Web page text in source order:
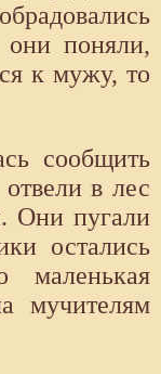
поняли,
к мужу, то
сообщить
в лес
Они пугали
остались
маленькая
мучителям